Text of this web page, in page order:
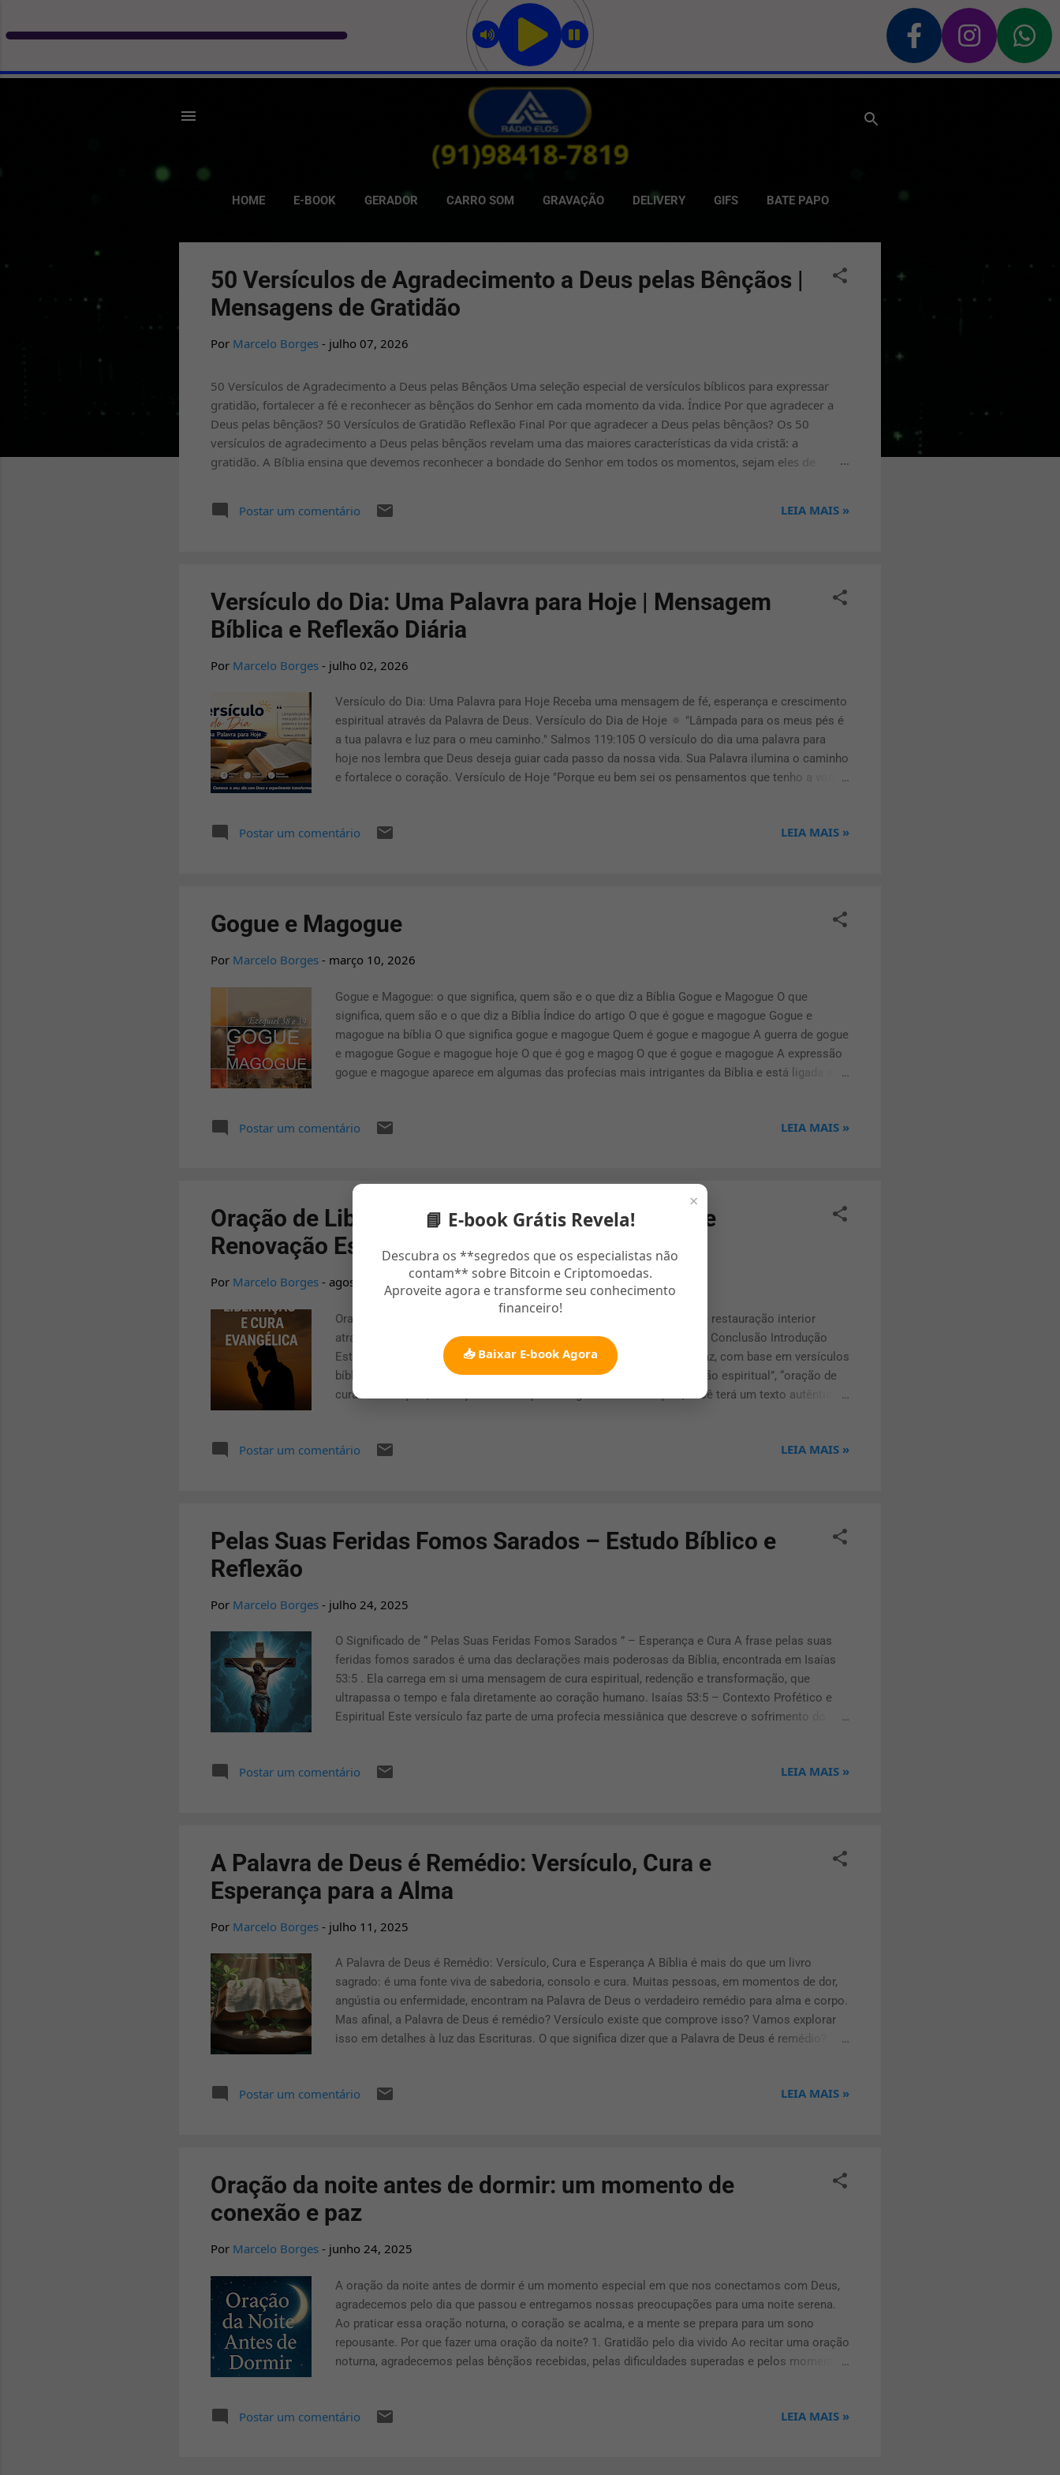
Pular para o conteúdo principal
×
📘 E-book Grátis Revela!
Descubra os **segredos que os especialistas não
contam** sobre Bitcoin e Criptomoedas.
Aproveite agora e transforme seu conhecimento
financeiro!
📥 Baixar E-book Agora
HOME E-BOOK GERADOR CARRO SOM GRAVAÇÃO DELIVERY GIFS BATE PAPO
50 Versículos de Agradecimento a Deus pelas Bênçãos |
Mensagens de Gratidão
Por Marcelo Borges - julho 07, 2026
50 Versículos de Agradecimento a Deus pelas Bênçãos Uma seleção especial de versículos bíblicos para expressar
gratidão, fortalecer a fé e reconhecer as bênçãos do Senhor em cada momento da vida. Índice Por que agradecer a
Deus pelas bênçãos? 50 Versículos de Gratidão Reflexão Final Por que agradecer a Deus pelas bênçãos? Os 50
versículos de agradecimento a Deus pelas bênçãos revelam uma das maiores características da vida cristã: a
gratidão. A Bíblia ensina que devemos reconhecer a bondade do Senhor em todos os momentos, sejam eles de
um presente divino. Ao meditar nestes 50 versículos de agradecimento a Deus pelas bênçãos , aprendemos a confiar
mais no cuidado do Senhor. As pesquisas por termos como versículos de gratidão , mensagens de agradecimento a
Postar um comentário LEIA MAIS »
Versículo do Dia: Uma Palavra para Hoje | Mensagem
Bíblica e Reflexão Diária
Por Marcelo Borges - julho 02, 2026
Versículo do Dia: Uma Palavra para Hoje Receba uma mensagem de fé, esperança e crescimento
espiritual através da Palavra de Deus. Versículo do Dia de Hoje 🔅 "Lâmpada para os meus pés é
a tua palavra e luz para o meu caminho." Salmos 119:105 O versículo do dia uma palavra para
hoje nos lembra que Deus deseja guiar cada passo da nossa vida. Sua Palavra ilumina o caminho
e fortalece o coração. Versículo de Hoje "Porque eu bem sei os pensamentos que tenho a vosso
Palavra do Dia: Crescimento ...
Postar um comentário LEIA MAIS »
Gogue e Magogue
Por Marcelo Borges - março 10, 2026
Gogue e Magogue: o que significa, quem são e o que diz a Bíblia Gogue e Magogue O que
significa, quem são e o que diz a Bíblia Índice do artigo O que é gogue e magogue Gogue e
magogue na bíblia O que significa gogue e magogue Quem é gogue e magogue A guerra de gogue
e magogue Gogue e magogue hoje O que é gog e magog O que é gogue e magogue A expressão
gogue e magogue aparece em algumas das profecias mais intrigantes da Bíblia e está ligada aos
são apresentados como inimigos do povo de Deus em uma grande batalha profética. Alguns
apontam para uma coalizão de nações q...
Postar um comentário LEIA MAIS »
Oração de Libertação e Cura Evangélica – Paz e
Renovação Espiritual
Por Marcelo Borges - agosto 03, 2025
Oração de Libertação e Cura Evangélica Encontre liberdade espiritual e restauração interior
através de uma oração de fé. Introdução Modelo de Oração Benefícios Conclusão Introdução
Este artigo apresenta uma oração de libertação e cura evangélica eficaz, com base em versículos
bíblicos e prática espiritual. Com variações como “oração por libertação espiritual”, “oração de
cura e libertação”, e “oração de tradução evangélica de libertação”, você terá um texto autêntico e
Espírito Santo, declaro libertação e cura sobre minha vida. Renuncio a toda influência espiritual
Postar um comentário LEIA MAIS »
Pelas Suas Feridas Fomos Sarados – Estudo Bíblico e
Reflexão
Por Marcelo Borges - julho 24, 2025
O Significado de “ Pelas Suas Feridas Fomos Sarados ” – Esperança e Cura A frase pelas suas
feridas fomos sarados é uma das declarações mais poderosas da Bíblia, encontrada em Isaías
53:5 . Ela carrega em si uma mensagem de cura espiritual, redenção e transformação, que
ultrapassa o tempo e fala diretamente ao coração humano. Isaías 53:5 – Contexto Profético e
Espiritual Este versículo faz parte de uma profecia messiânica que descreve o sofrimento do
fomos sarados não se refere apenas à cura física, mas à restauração completa do ser humano —
Postar um comentário LEIA MAIS »
A Palavra de Deus é Remédio: Versículo, Cura e
Esperança para a Alma
Por Marcelo Borges - julho 11, 2025
A Palavra de Deus é Remédio: Versículo, Cura e Esperança A Bíblia é mais do que um livro
sagrado: é uma fonte viva de sabedoria, consolo e cura. Muitas pessoas, em momentos de dor,
angústia ou enfermidade, encontram na Palavra de Deus o verdadeiro remédio para alma e corpo.
Mas afinal, a Palavra de Deus é remédio? Versículo existe que comprove isso? Vamos explorar
isso em detalhes à luz das Escrituras. O que significa dizer que a Palavra de Deus é remédio?
curando ou aliviando dores, os versículos bíblicos têm o poder de restaurar a paz interior, renovar
Postar um comentário LEIA MAIS »
Oração da noite antes de dormir: um momento de
conexão e paz
Por Marcelo Borges - junho 24, 2025
A oração da noite antes de dormir é um momento especial em que nos conectamos com Deus,
agradecemos pelo dia que passou e entregamos nossas preocupações para uma noite serena.
Ao praticar essa oração noturna, o coração se acalma, e a mente se prepara para um sono
repousante. Por que fazer uma oração da noite? 1. Gratidão pelo dia vivido Ao recitar uma oração
noturna, agradecemos pelas bênçãos recebidas, pelas dificuldades superadas e pelos momentos
sentimos um alívio interno. Essa confissão silenciosa permite que entreguemos nossas
Postar um comentário LEIA MAIS »